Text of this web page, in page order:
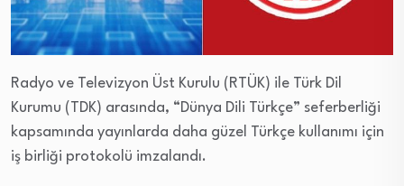
Radyo ve Televizyon Üst Kurulu (RTÜK) ile Türk Dil
Kurumu (TDK) arasında, “Dünya Dili Türkçe” seferberliği
kapsamında yayınlarda daha güzel Türkçe kullanımı için
iş birliği protokolü imzalandı.